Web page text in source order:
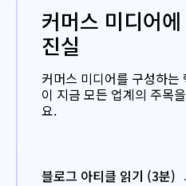
커머스 미디어
진실
커머스 미디어를 구성하는
이 지금 모든 업계의 주목
요.
블로그 아티클 읽기 (3분)